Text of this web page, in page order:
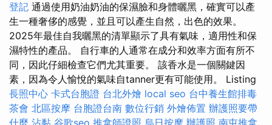
登記 通過使用奶油奶油的保濕臉和身體曬黑，確實可以產
生一種奢侈的感覺，並且可以產生自然，出色的效果。
2025年最佳自我曬黑的清單顯示了具有氣味，適用性和保
濕特性的產品。 自行車的人通常在成分和效率方面有所不
同，因此仔細檢查它們尤其重要。 該香水是一個關鍵因
素，因為令人愉悅的氣味自tanner更有可能使用。 Listing
長照中心 卡式台胞證 台北外燴 local seo 台中養生館排毒
茶會 北區按摩 台胞證台南 數位行銷 外燴佈置 辦護照要帶
什麼 沾黏 谷歌seo 推拿師證照 烏日按摩 辦護照 南屯推拿